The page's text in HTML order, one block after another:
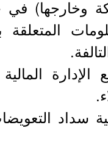
وخارجها)
المتعلقة
الإدارة
سداد